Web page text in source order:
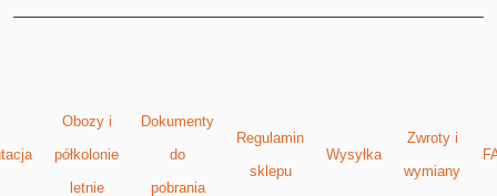
Obozy i
półkolonie
letnie
Dokumenty
do
pobrania
Regulamin
sklepu
Wysyłka
Zwroty i
wymiany